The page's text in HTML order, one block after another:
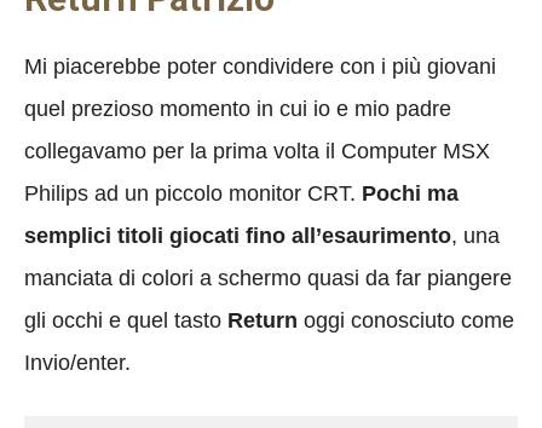
Mi piacerebbe poter condividere con i più giovani
quel prezioso momento in cui io e mio padre
collegavamo per la prima volta il Computer MSX
Philips ad un piccolo monitor CRT. Pochi ma
semplici titoli giocati fino all’esaurimento, una
manciata di colori a schermo quasi da far piangere
gli occhi e quel tasto Return oggi conosciuto come
Invio/enter.